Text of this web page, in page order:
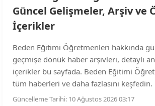
Güncel Gelişmeler, Arşiv ve
İçerikler
Beden Eğitimi Öğretmenleri hakkında
geçmişe dönük haber arşivleri, detaylı
içerikler bu sayfada. Beden Eğitimi
tüm haberleri ve daha fazlasını keşfedin.
Güncelleme Tarihi: 10 Ağustos 2026 03:17